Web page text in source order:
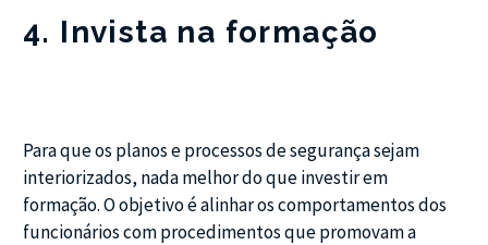
4. Invista na formação
Para que os planos e processos de segurança sejam
interiorizados, nada melhor do que investir em
formação. O objetivo é alinhar os comportamentos dos
funcionários com procedimentos que promovam a